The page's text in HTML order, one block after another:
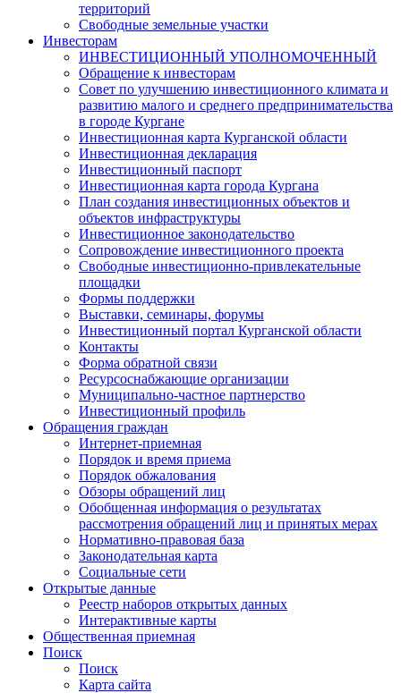
территорий
Свободные земельные участки
Инвесторам
ИНВЕСТИЦИОННЫЙ УПОЛНОМОЧЕННЫЙ
Обращение к инвесторам
Совет по улучшению инвестиционного климата и
развитию малого и среднего предпринимательства
в городе Кургане
Инвестиционная карта Курганской области
Инвестиционная декларация
Инвестиционный паспорт
Инвестиционная карта города Кургана
План создания инвестиционных объектов и
объектов инфраструктуры
Инвестиционное законодательство
Сопровождение инвестиционного проекта
Свободные инвестиционно-привлекательные
площадки
Формы поддержки
Выставки, семинары, форумы
Инвестиционный портал Курганской области
Контакты
Форма обратной связи
Ресурсоснабжающие организации
Муниципально-частное партнерство
Инвестиционный профиль
Обращения граждан
Интернет-приемная
Порядок и время приема
Порядок обжалования
Обзоры обращений лиц
Обобщенная информация о результатах
рассмотрения обращений лиц и принятых мерах
Нормативно-правовая база
Законодательная карта
Социальные сети
Открытые данные
Реестр наборов открытых данных
Интерактивные карты
Общественная приемная
Поиск
Поиск
Карта сайта